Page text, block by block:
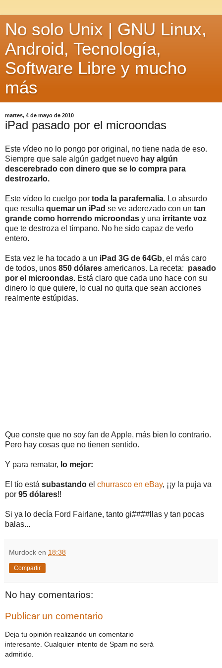
No solo Unix | GNU Linux,
Android, Tecnología,
Software Libre y mucho
más
martes, 4 de mayo de 2010
iPad pasado por el microondas
Este vídeo no lo pongo por original, no tiene nada de eso.
Siempre que sale algún gadget nuevo hay algún
descerebrado con dinero que se lo compra para
destrozarlo.
Este vídeo lo cuelgo por toda la parafernalia. Lo absurdo
que resulta quemar un iPad se ve aderezado con un tan
grande como horrendo microondas y una irritante voz
que te destroza el tímpano. No he sido capaz de verlo
entero.
Esta vez le ha tocado a un iPad 3G de 64Gb, el más caro
de todos, unos 850 dólares americanos. La receta: pasado
por el microondas. Está claro que cada uno hace con su
dinero lo que quiere, lo cual no quita que sean acciones
realmente estúpidas.
Que conste que no soy fan de Apple, más bien lo contrario.
Pero hay cosas que no tienen sentido.
Y para rematar, lo mejor:
El tío está subastando el churrasco en eBay, ¡¡y la puja va
por 95 dólares!!
Si ya lo decía Ford Fairlane, tanto gi####llas y tan pocas
balas...
Murdock en 18:38
Compartir
No hay comentarios:
Publicar un comentario
Deja tu opinión realizando un comentario
interesante. Cualquier intento de Spam no será
admitido.